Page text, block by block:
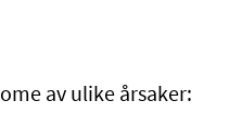
av ulike årsaker: